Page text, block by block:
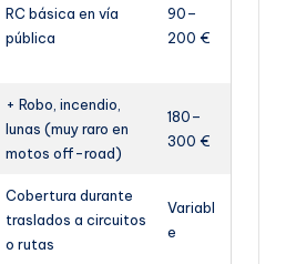
RC básica en vía
pública
90–
200 €
+ Robo, incendio,
lunas (muy raro en
motos off-road)
180–
300 €
Cobertura durante
traslados a circuitos
o rutas
Variabl
e